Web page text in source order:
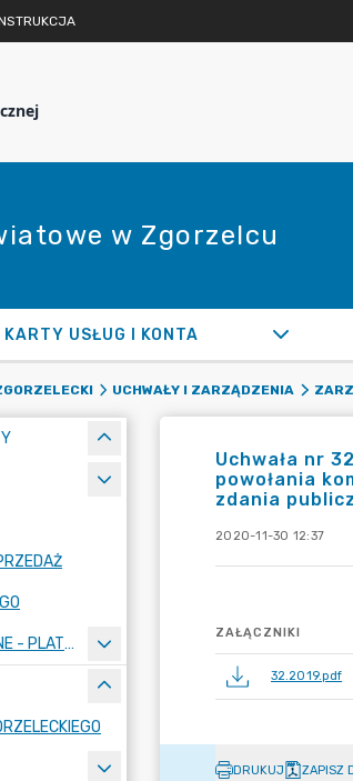
w Zgorzelcu
USŁUG I KONTA
UCHWAŁY I ZARZĄDZENIA
ZAMÓWIENIA PUBLICZNE - PLATFORMA ZAKUPOWA
Uchwała nr
powołania
zdania
2020-11-30 12:37
ZAŁĄCZNIKI
32.2019.pdf
DRUKUJ ZAPISZ